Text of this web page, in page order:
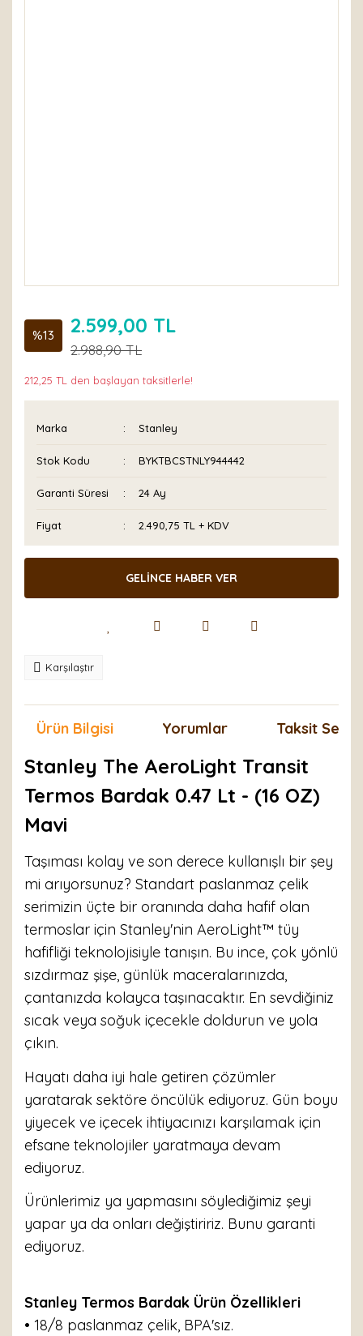
%13 2.599,00 TL
2.988,90 TL
212,25 TL den başlayan taksitlerle!
Marka Stanley
Stok Kodu BYKTBCSTNLY944442
Garanti Süresi 24 Ay
Fiyat 2.490,75 TL + KDV
GELİNCE HABER VER
Karşılaştır
Ürün Bilgisi Yorumlar Taksit
Stanley The AeroLight Transit
Termos Bardak 0.47 Lt - (16 OZ)
Mavi
Taşıması kolay ve son derece kullanışlı bir şey
mi arıyorsunuz? Standart paslanmaz çelik
serimizin üçte bir oranında daha hafif olan
termoslar için Stanley'nin AeroLight™ tüy
hafifliği teknolojisiyle tanışın. Bu ince, çok yönlü
sızdırmaz şişe, günlük maceralarınızda,
çantanızda kolayca taşınacaktır. En sevdiğiniz
sıcak veya soğuk içecekle doldurun ve yola
çıkın.
Hayatı daha iyi hale getiren çözümler
yaratarak sektöre öncülük ediyoruz. Gün boyu
yiyecek ve içecek ihtiyacınızı karşılamak için
efsane teknolojiler yaratmaya devam
ediyoruz.
Ürünlerimiz ya yapmasını söylediğimiz şeyi
yapar ya da onları değiştiririz. Bunu garanti
ediyoruz.
Stanley Termos Bardak Ürün Özellikleri
• 18/8 paslanmaz çelik, BPA'sız.